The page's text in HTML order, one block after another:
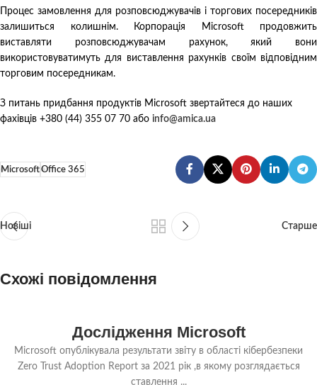
Процес замовлення для розповсюджувачів і торгових посередників
залишиться колишнім. Корпорація Microsoft продовжить
виставляти розповсюджувачам рахунок, який вони
використовуватимуть для виставлення рахунків своїм відповідним
торговим посередникам.
З питань придбання продуктів Microsoft звертайтеся до наших
фахівців +380 (44) 355 07 70 або info@amica.ua
MicrosoftOffice 365
Новіші Старше
Схожі повідомлення
Дослідження Microsoft
Microsoft опублікувала результати звіту в області кібербезпеки
Zero Trust Adoption Report за 2021 рік ,в якому розглядається
ставлення ...